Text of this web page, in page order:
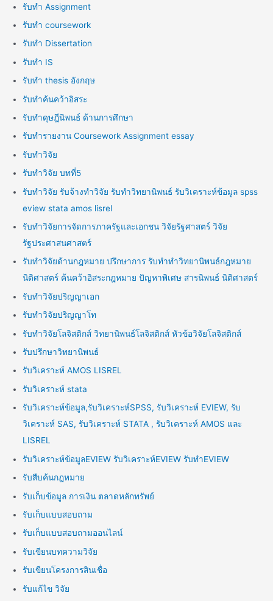
รับทำ Assignment
รับทำ coursework
รับทำ Dissertation
รับทำ IS
รับทำ thesis อังกฤษ
รับทำค้นคว้าอิสระ
รับทำดุษฎีนิพนธ์ ด้านการศึกษา
รับทำรายงาน Coursework Assignment essay
รับทำวิจัย
รับทำวิจัย บทที่5
รับทำวิจัย รับจ้างทำวิจัย รับทำวิทยานิพนธ์ รับวิเคราะห์ข้อมูล spss
eview stata amos lisrel
รับทำวิจัยการจัดการภาครัฐและเอกชน วิจัยรัฐศาสตร์ วิจัย
รัฐประศาสนศาสตร์
รับทำวิจัยด้านกฎหมาย ปรึกษาการ รับทำทำวิทยานิพนธ์กฎหมาย
นิติศาสตร์ ค้นคว้าอิสระกฎหมาย ปัญหาพิเศษ สารนิพนธ์ นิติศาสตร์
รับทำวิจัยปริญญาเอก
รับทำวิจัยปริญญาโท
รับทำวิจัยโลจิสติกส์ วิทยานิพนธ์โลจิสติกส์ หัวข้อวิจัยโลจิสติกส์
รับปรึกษาวิทยานิพนธ์
รับวิเคราะห์ AMOS LISREL
รับวิเคราะห์ stata
รับวิเคราะห์ข้อมูล,รับวิเคราะห์SPSS, รับวิเคราะห์ EVIEW, รับ
วิเคราะห์ SAS, รับวิเคราะห์ STATA , รับวิเคราะห์ AMOS และ
LISREL
รับวิเคราะห์ข้อมูลEVIEW รับวิเคราะห์EVIEW รับทำEVIEW
รับสืบค้นกฎหมาย
รับเก็บข้อมูล การเงิน ตลาดหลักทรัพย์
รับเก็บแบบสอบถาม
รับเก็บแบบสอบถามออนไลน์
รับเขียนบทความวิจัย
รับเขียนโครงการสินเชื่อ
รับแก้ไข วิจัย